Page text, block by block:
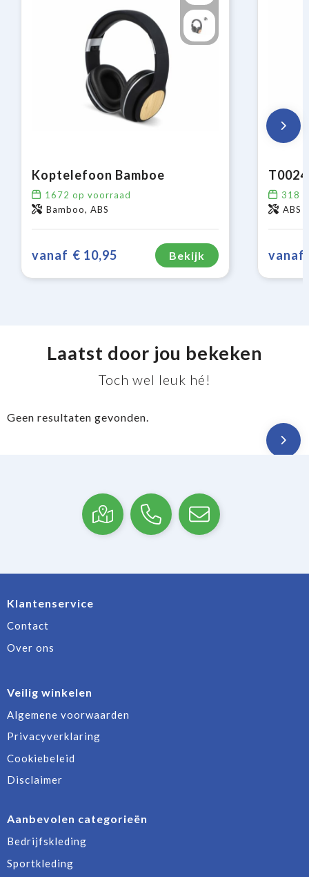
Koptelefoon Bamboe
1672 op voorraad
Bamboo, ABS
vanaf € 10,95 Bekijk
318
ABS
vanaf
Laatst door jou bekeken
Toch wel leuk hé!
Geen resultaten gevonden.
Klantenservice
Contact
Over ons
Veilig winkelen
Algemene voorwaarden
Privacyverklaring
Cookiebeleid
Disclaimer
Aanbevolen categorieën
Bedrijfskleding
Sportkleding